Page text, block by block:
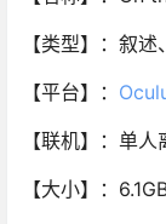
【类型】：叙
【平台】：
【联机】：单人
【大小】：